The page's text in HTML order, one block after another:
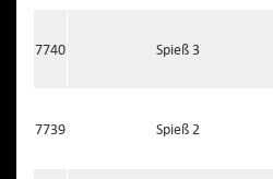
7740 Spieß 3
7739 Spieß 2